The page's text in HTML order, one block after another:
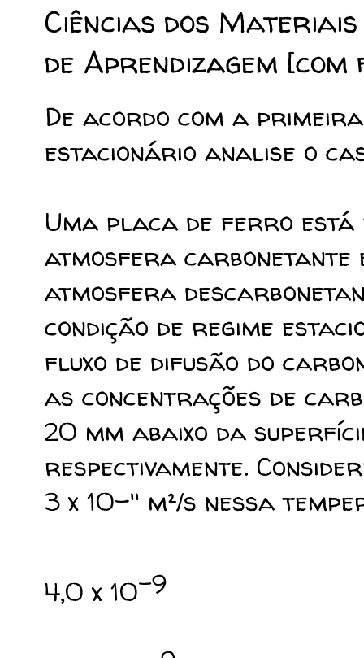
Ciências dos
de Aprendizagem
De acordo com a
estacionário analise o
Uma placa de ferro está
atmosfera carbonetante
atmosfera
condição de regime
fluxo de difusão do
as concentrações de
20 mm abaixo da
respectivamente.
3 x 10-¹¹ m²/s nessa
4,0 x 10-9